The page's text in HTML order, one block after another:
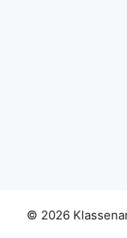
© 2026